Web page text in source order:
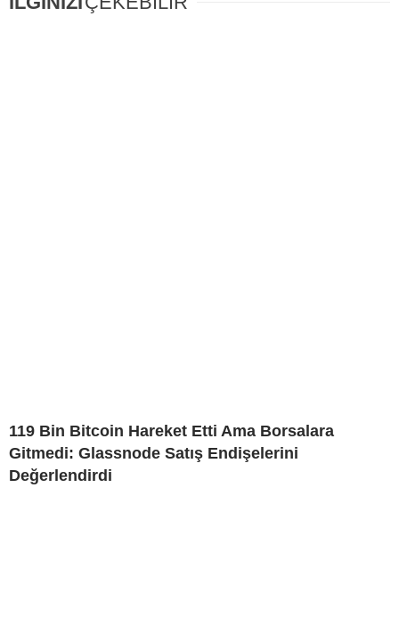
119 Bin Bitcoin Hareket Etti Ama Borsalara
Gitmedi: Glassnode Satış Endişelerini
Değerlendirdi